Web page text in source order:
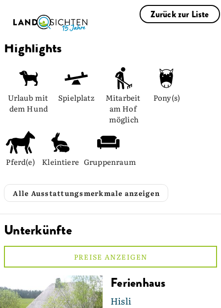
Zurück zur Liste
Highlights
Urlaub mit
dem Hund
Spielplatz
Mitarbeit
am Hof
möglich
Pony(s)
Pferd(e) Kleintiere Gruppenraum
Alle Ausstattungsmerkmale anzeigen
Unterkünfte
PREISE ANZEIGEN
Ferienhaus
Hisli